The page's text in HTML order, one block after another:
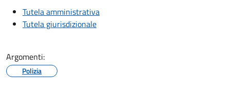
Tutela amministrativa
Tutela giurisdizionale
Argomenti:
Polizia